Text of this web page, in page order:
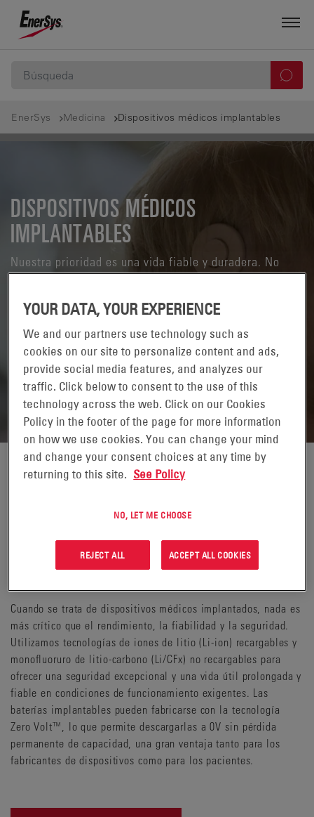
EnerSys Medicina Dispositivos médicos implantables
DISPOSITIVOS MÉDICOS
IMPLANTABLES
Nuestra prioridad es una vida fiable y duradera. No
innumerables pacientes y profesionales de la medicina
que confían en la seguridad y la fiabilidad de nuestros
productos para alimentar sus dispositivos implantables.
Las baterías de última generación EnerSys® Quallion®
ofrecen la máxima seguridad y una larga vida útil para
funciones críticas.
Médicos y pacientes de todo el mundo confían en las baterías
vida. Gracias a nuestra experiencia en el diseño y la
complejas, con diseños innovadores, tecnología de vanguardia
Cuando se trata de dispositivos médicos implantados, nada es
más crítico que el rendimiento, la fiabilidad y la seguridad.
Utilizamos tecnologías de iones de litio (Li-ion) recargables y
monofluoruro de litio-carbono (Li/CFx) no recargables para
ofrecer una seguridad excepcional y una vida útil prolongada y
fiable en condiciones de funcionamiento exigentes. Las
baterías implantables pueden fabricarse con la tecnología
Zero Volt™, lo que permite descargarlas a 0V sin pérdida
permanente de capacidad, una gran ventaja tanto para los
fabricantes de dispositivos como para los pacientes.
YOUR DATA, YOUR EXPERIENCE
We and our partners use technology such as
cookies on our site to personalize content and ads,
provide social media features, and analyzes our
traffic. Click below to consent to the use of this
technology across the web. Click on our Cookies
Policy in the footer of the page for more information
on how we use cookies. You can change your mind
and change your consent choices at any time by
returning to this site. See Policy
NO, LET ME CHOOSE
REJECT ALL ACCEPT ALL COOKIES